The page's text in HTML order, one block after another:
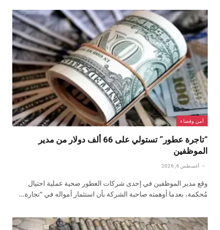
أمن وقضاء
“تاجرة عطور” تستولي على 66 ألف دولار من مدير
الموظفين
أغسطس 6, 2026
وقع مدير الموظفين في إحدى شركات العطور ضحية عملية احتيال
مُحكمة، بعدما أوهمته صاحبة الشركة بأن استثمار أمواله في “تجارة…